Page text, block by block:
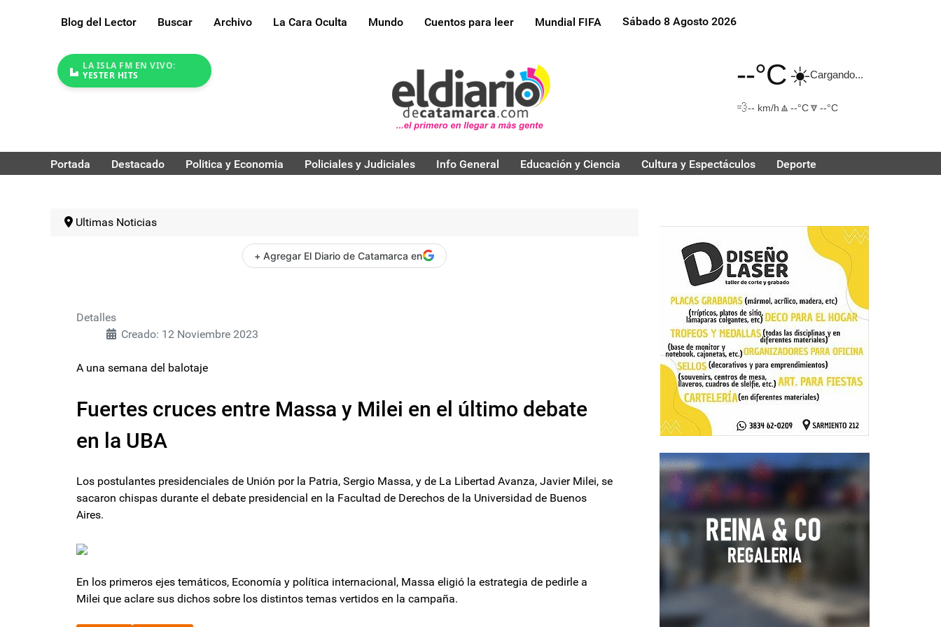
Blog del Lector Buscar Archivo La Cara Oculta Mundo Cuentos para leer Mundial FIFA Sábado 8 Agosto 2026
LA ISLA FM EN VIVO:
YESTER HITS
--°C☀️Cargando...
💨-- km/h 🔼 --°C🔽 --°C
Portada Destacado Politica y Economia Policiales y Judiciales Info General Educación y Ciencia Cultura y Espectáculos Deporte
Ultimas Noticias
+ Agregar El Diario de Catamarca en
Detalles
Creado: 12 Noviembre 2023
A una semana del balotaje
Fuertes cruces entre Massa y Milei en el último debate
en la UBA
Los postulantes presidenciales de Unión por la Patria, Sergio Massa, y de La Libertad Avanza, Javier Milei, se
sacaron chispas durante el debate presidencial en la Facultad de Derechos de la Universidad de Buenos
Aires.
En los primeros ejes temáticos, Economía y política internacional, Massa eligió la estrategia de pedirle a
Milei que aclare sus dichos sobre los distintos temas vertidos en la campaña.